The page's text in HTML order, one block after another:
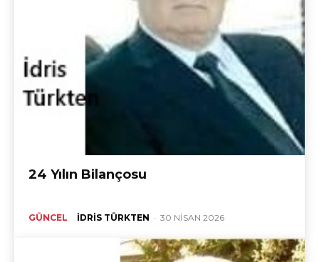
24 Yılın Bilançosu
GÜNCEL İDRIS TÜRKTEN - 30 NISAN 2026